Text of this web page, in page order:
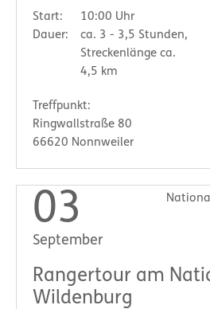
Start:
10:00 Uhr
Dauer:
ca. 3 - 3,5 Stunden,
Streckenlänge ca.
4,5 km
Treffpunkt:
Ringwallstraße 80
66620 Nonnweiler
03
September
Rangertour am
Wildenburg